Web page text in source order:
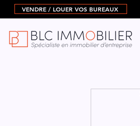
VENDRE / LOUER VOS BUREAUX